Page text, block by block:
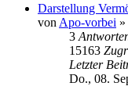
Darstellung
von Apo-vorbei »
3
15163
Letzter
Do., 08.